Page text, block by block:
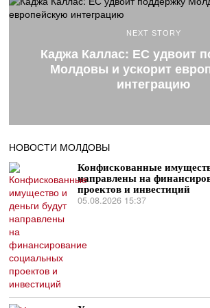
NEXT STORY
Каджа Каллас: ЕС удвоит
Молдовы и ускорит
интеграцию
НОВОСТИ МОЛДОВЫ
Конфискованные
направлены на
проектов и инвестиций
05.08.2026 15:37